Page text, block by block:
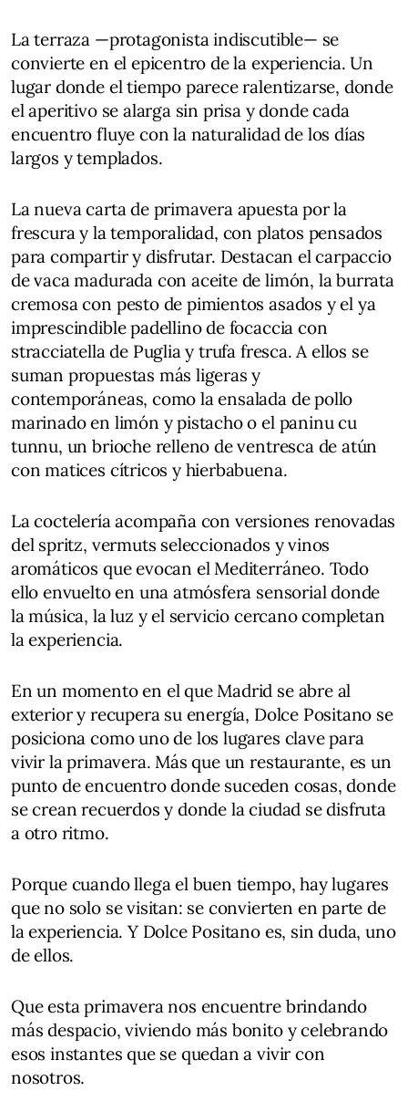
La terraza —protagonista indiscutible— se
convierte en el epicentro de la experiencia. Un
lugar donde el tiempo parece ralentizarse, donde
el aperitivo se alarga sin prisa y donde cada
encuentro fluye con la naturalidad de los días
largos y templados.
La nueva carta de primavera apuesta por la
frescura y la temporalidad, con platos pensados
para compartir y disfrutar. Destacan el carpaccio
de vaca madurada con aceite de limón, la burrata
cremosa con pesto de pimientos asados y el ya
imprescindible padellino de focaccia con
stracciatella de Puglia y trufa fresca. A ellos se
suman propuestas más ligeras y
contemporáneas, como la ensalada de pollo
marinado en limón y pistacho o el paninu cu
tunnu, un brioche relleno de ventresca de atún
con matices cítricos y hierbabuena.
La coctelería acompaña con versiones renovadas
del spritz, vermuts seleccionados y vinos
aromáticos que evocan el Mediterráneo. Todo
ello envuelto en una atmósfera sensorial donde
la música, la luz y el servicio cercano completan
la experiencia.
En un momento en el que Madrid se abre al
exterior y recupera su energía, Dolce Positano se
posiciona como uno de los lugares clave para
vivir la primavera. Más que un restaurante, es un
punto de encuentro donde suceden cosas, donde
se crean recuerdos y donde la ciudad se disfruta
a otro ritmo.
Porque cuando llega el buen tiempo, hay lugares
que no solo se visitan: se convierten en parte de
la experiencia. Y Dolce Positano es, sin duda, uno
de ellos.
Que esta primavera nos encuentre brindando
más despacio, viviendo más bonito y celebrando
esos instantes que se quedan a vivir con
nosotros.